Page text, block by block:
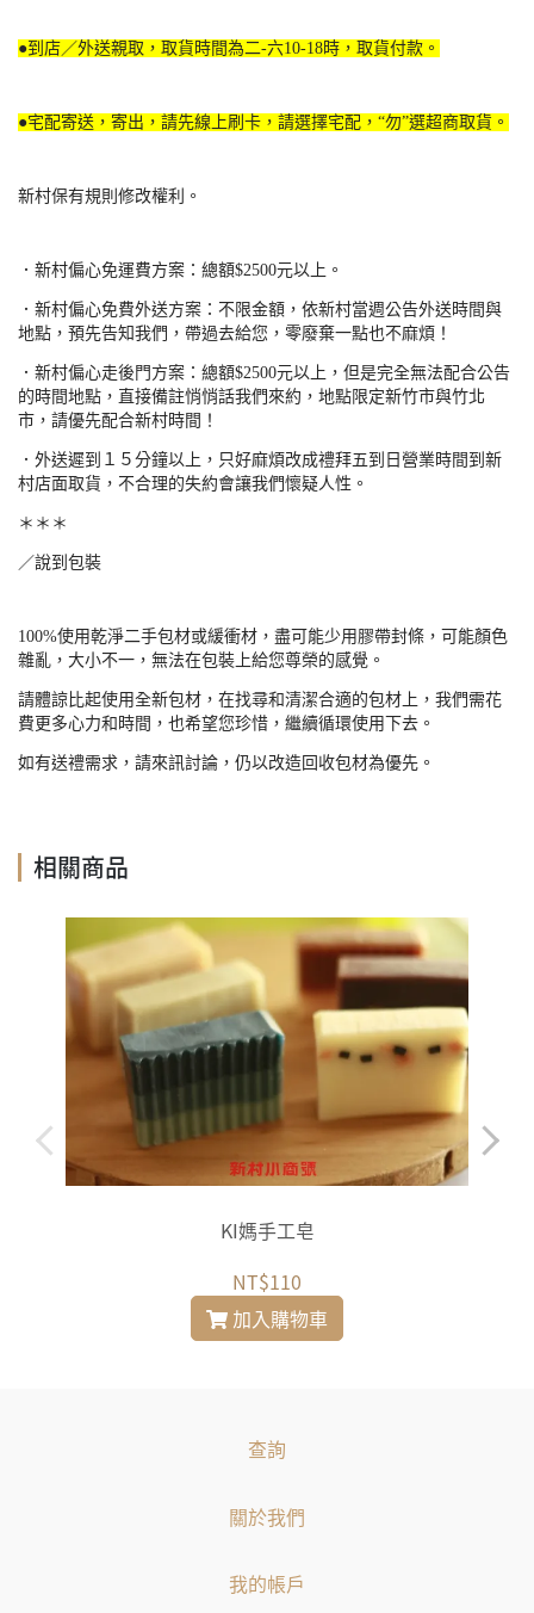
●到店／外送親取，取貨時間為二-六10-18時，取貨付款。
●宅配寄送，寄出，請先線上刷卡，請選擇宅配，“勿”選超商取貨。
新村保有規則修改權利。
．新村偏心免運費方案：總額$2500元以上。
．新村偏心免費外送方案：不限金額，依新村當週公告外送時間與
地點，預先告知我們，帶過去給您，零廢棄一點也不麻煩！
．新村偏心走後門方案：總額$2500元以上，但是完全無法配合公告
的時間地點，直接備註悄悄話我們來約，地點限定新竹市與竹北
市，請優先配合新村時間！
．外送遲到１５分鐘以上，只好麻煩改成禮拜五到日營業時間到新
村店面取貨，不合理的失約會讓我們懷疑人性。
＊＊＊
／說到包裝
100%使用乾淨二手包材或緩衝材，盡可能少用膠帶封條，可能顏色
雜亂，大小不一，無法在包裝上給您尊榮的感覺。
請體諒比起使用全新包材，在找尋和清潔合適的包材上，我們需花
費更多心力和時間，也希望您珍惜，繼續循環使用下去。
如有送禮需求，請來訊討論，仍以改造回收包材為優先。
相關商品
KI媽手工皂
NT$110
加入購物車
查詢
關於我們
我的帳戶